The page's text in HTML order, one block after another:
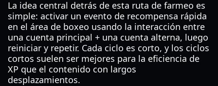
La idea central detrás de esta ruta de farmeo es
simple: activar un evento de recompensa rápida
en el área de boxeo usando la interacción entre
una cuenta principal + una cuenta alterna, luego
reiniciar y repetir. Cada ciclo es corto, y los ciclos
cortos suelen ser mejores para la eficiencia de
XP que el contenido con largos
desplazamientos.